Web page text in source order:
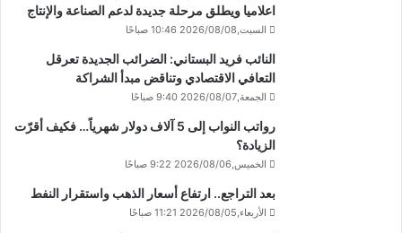
اعلاميا ويطلق مرحلة جديدة لدعم الصناعة والإنتاج
السبت,2026/08/08 10:46 صباحًا
النائب فريد البستاني: الضرائب الجديدة تعرقل
التعافي الاقتصادي وتناقض مبدأ الشراكة
الجمعة,2026/08/07 9:40 صباحًا
رواتب النواب إلى 5 آلاف دولار شهرياً… فكيف أقرّت
الزيادة؟
الخميس,2026/08/06 9:22 صباحًا
بعد التراجع.. ارتفاع أسعار الذهب واستقرار النفط
الأربعاء,2026/08/05 11:21 صباحًا